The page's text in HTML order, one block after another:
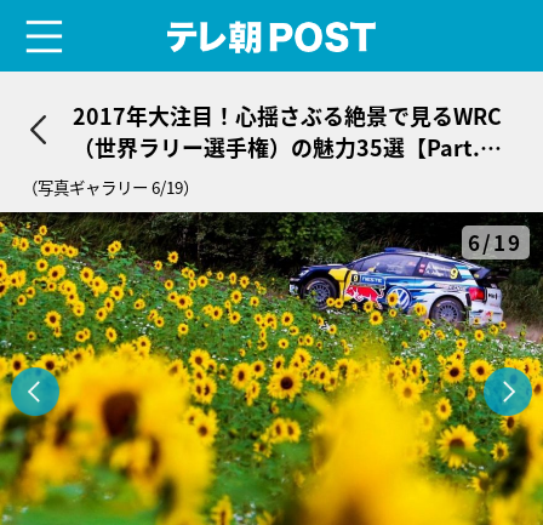
2017年大注目！心揺さぶる絶景で見るWRC
（世界ラリー選手権）の魅力35選【Part.
2】
（写真ギャラリー 6/19）
6/19